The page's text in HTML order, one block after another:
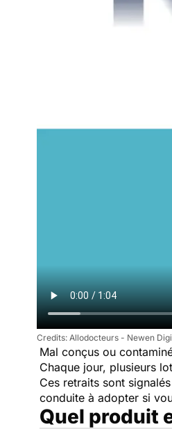
Allodocteurs - Newen
Mal conçus ou
Chaque jour, plusieurs
Ces retraits sont
conduite à adopter si
Quel produit